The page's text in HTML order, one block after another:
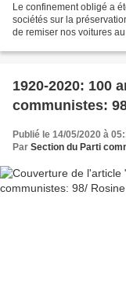
Le confinement obligé a
sociétés sur la
de remiser nos voitures
1920-2020: 100
communistes:
Publié le 14/05/2020 à
Par Section du Parti